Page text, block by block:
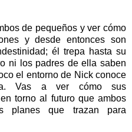
de pequeños y ver cómo
y desde entonces son
él trepa hasta su
ni los padres de ella saben
el entorno de Nick conoce
Vas a ver cómo sus
torno al futuro que ambos
planes que trazan para